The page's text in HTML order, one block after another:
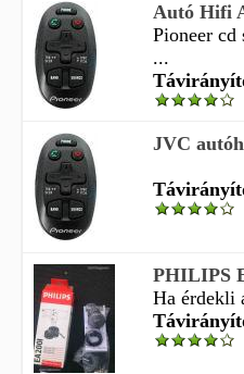
Autó Hifi
Pioneer
...
JVC
PHILIPS
Ha érdekli